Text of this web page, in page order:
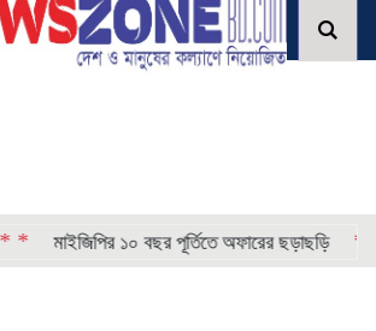
মাইজিপির ১০ বছর পূর্তিতে অফারের ছড়াছড়ি * * * *